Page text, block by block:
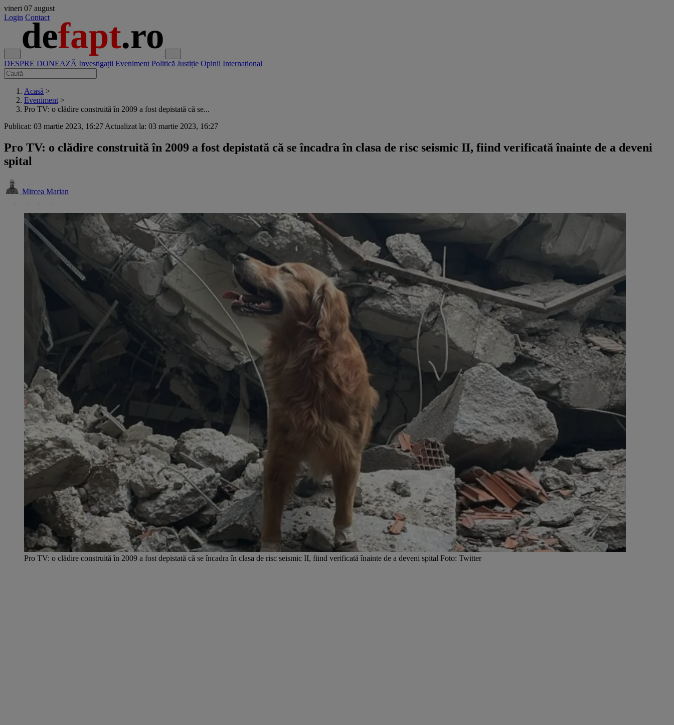
vineri 07 august
Login Contact
DESPRE DONEAZĂ Investigații Eveniment Politică Justiție Opinii Internațional
Acasă >
Eveniment >
Pro TV: o clădire construită în 2009 a fost depistată că se...
Publicat: 03 martie 2023, 16:27 Actualizat la: 03 martie 2023, 16:27
Pro TV: o clădire construită în 2009 a fost depistată că se încadra în clasa de risc seismic II, fiind verificată înainte de a deveni
spital
Mircea Marian
Pro TV: o clădire construită în 2009 a fost depistată că se încadra în clasa de risc seismic II, fiind verificată înainte de a deveni spital Foto: Twitter